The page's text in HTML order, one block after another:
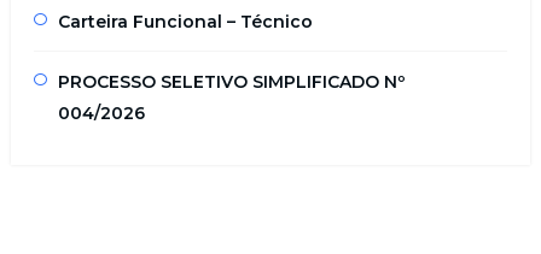
Carteira Funcional – Técnico
PROCESSO SELETIVO SIMPLIFICADO Nº
004/2026